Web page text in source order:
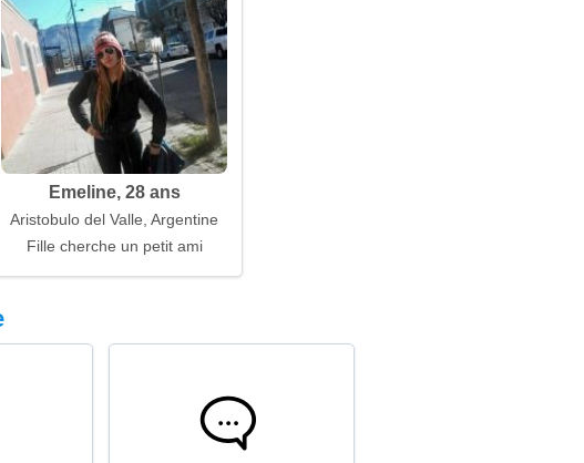
Emeline, 28 ans
Aristobulo del Valle, Argentine
Fille cherche un petit ami